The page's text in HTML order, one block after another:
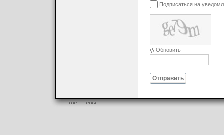
Подписаться на
Обновить
Отправить